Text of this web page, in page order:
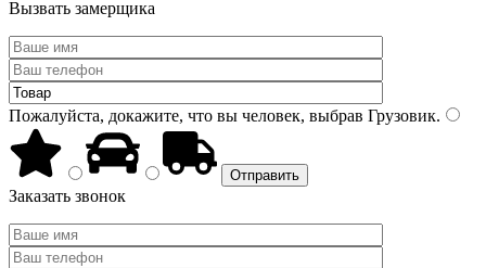
Вызвать замерщика
Пожалуйста, докажите, что вы человек, выбрав Грузовик.
Заказать звонок